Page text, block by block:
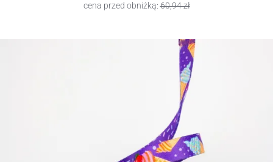
cena przed obniżką:60,94 zł